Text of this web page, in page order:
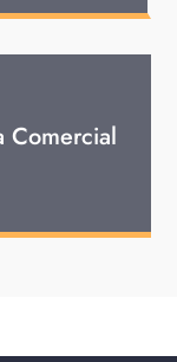
Comercial